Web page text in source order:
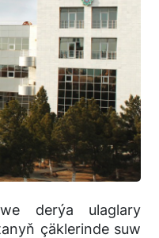
derýa ulaglary
çäklerinde suw